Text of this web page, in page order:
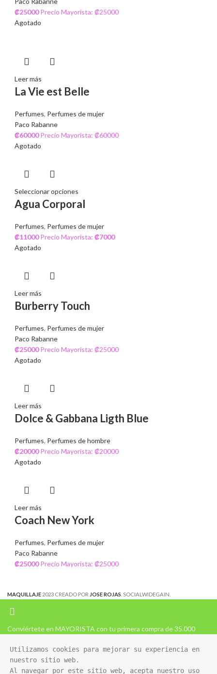
₡25000 Precio Mayorista: ₡25000
Agotado
Leer más
La Vie est Belle
Perfumes, Perfumes de mujer
Paco Rabanne
₡60000 Precio Mayorista: ₡60000
Agotado
Seleccionar opciones
Agua Corporal
Perfumes, Perfumes de mujer
₡11000 Precio Mayorista: ₡7000
Agotado
Leer más
Burberry Touch
Perfumes, Perfumes de mujer
Paco Rabanne
₡25000 Precio Mayorista: ₡25000
Agotado
Leer más
Dolce & Gabbana Ligth Blue
Perfumes, Perfumes de hombre
₡20000 Precio Mayorista: ₡20000
Agotado
Leer más
Coach New York
Perfumes, Perfumes de mujer
Paco Rabanne
₡25000 Precio Mayorista: ₡25000
MAQUILLAJE 2023 CREADO POR JOSE ROJAS . SOCIALWIDEGAIN.
Conviértete en MAYORISTA con tu primera compra de 35.000
Utilizamos cookies para mejorar su experiencia en
nuestro sitio web.
Al navegar por este sitio web, acepta nuestro uso